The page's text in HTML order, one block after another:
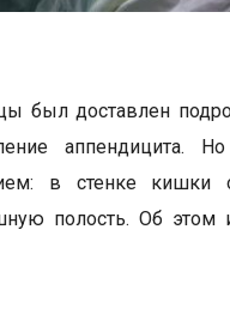
был доставлен
аппендицита.
в стенке кишки
полость. Об этом